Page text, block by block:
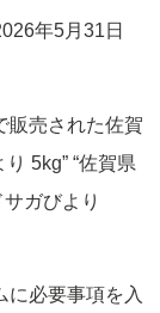
年5月31日
販売された佐賀
5kg” “佐賀県
サガびより
に必要事項を入